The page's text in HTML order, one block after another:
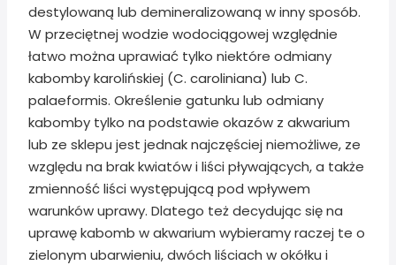
destylowaną lub demineralizowaną w inny sposób.
W przeciętnej wodzie wodociągowej względnie
łatwo można uprawiać tylko niektóre odmiany
kabomby karolińskiej (C. caroliniana) lub C.
palaeformis. Określenie gatunku lub odmiany
kabomby tylko na podstawie okazów z akwarium
lub ze sklepu jest jednak najczęściej niemożliwe, ze
względu na brak kwiatów i liści pływających, a także
zmienność liści występującą pod wpływem
warunków uprawy. Dlatego też decydując się na
uprawę kabomb w akwarium wybieramy raczej te o
zielonym ubarwieniu, dwóch liściach w okółku i